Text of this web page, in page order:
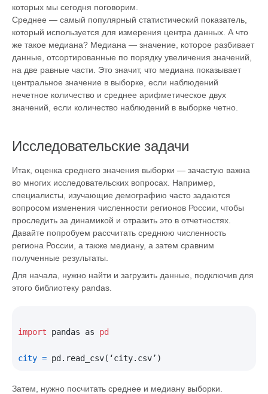
которых мы сегодня поговорим.
Среднее — самый популярный статистический показатель,
который используется для измерения центра данных. А что
же такое медиана? Медиана — значение, которое разбивает
данные, отсортированные по порядку увеличения значений,
на две равные части. Это значит, что медиана показывает
центральное значение в выборке, если наблюдений
нечетное количество и среднее арифметическое двух
значений, если количество наблюдений в выборке четно.
Исследовательские задачи
Итак, оценка среднего значения выборки — зачастую важна
во многих исследовательских вопросах. Например,
специалисты, изучающие демографию часто задаются
вопросом изменения численности регионов России, чтобы
проследить за динамикой и отразить это в отчетностях.
Давайте попробуем рассчитать среднюю численность
региона России, а также медиану, а затем сравним
полученные результаты.
Для начала, нужно найти и загрузить данные, подключив для
этого библиотеку pandas.
import pandas as pd
city =
Затем, нужно посчитать среднее и медиану выборки.